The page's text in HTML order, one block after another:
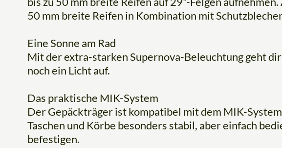
50 mm breite Reifen in Kombination mit
Eine Sonne am Rad
Mit der extra-starken Supernova-Beleuchtung geht
noch ein Licht auf.
Das praktische MIK-System
Der Gepäckträger ist kompatibel mit dem MIK-
Taschen und Körbe besonders stabil, aber einfach
befestigen.